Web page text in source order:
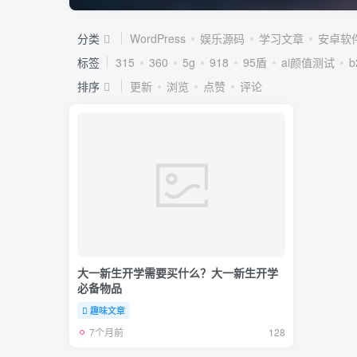
分类 WordPress 娱乐源码 学习文章
安卓软
标签
315 360 5g 918 95盾 ai颜值测试
排序
更新 浏览 点赞 评论
大一新生开学需要买什么？大一新生开学
必备物品
趣味文章
7个月前 128